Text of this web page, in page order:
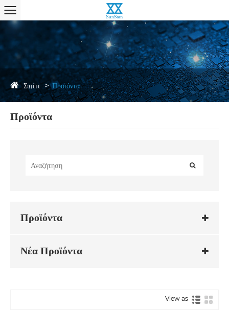
Σπίτι Προϊόντα
Προϊόντα
Προϊόντα
Νέα Προϊόντα
View as